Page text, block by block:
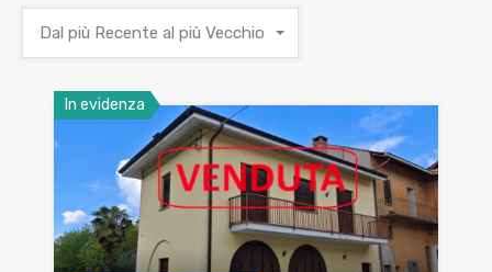
Dal più Recente al più Vecchio
In evidenza